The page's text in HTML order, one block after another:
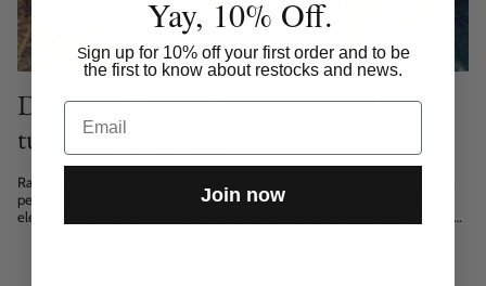
Designer Diaries - Ratsastusmuodin
tuulet 2000 -luvulla
Ratsastusmuoti on pysynyt hyvinkin muuttumattomana koko 1900-luvun,
perinteet ovat olleet aina vahvassa roolissa ratsastusvaatteissa. Estetiikka,
eleganssi ja etiketti - kaikki tärkeitä tekijöitä ratsastusmuodissa. Siinä missä
Yay, 10% Off.
Sign up for 10% off your first order and to be
the first to know about restocks and news.
Email
Join now